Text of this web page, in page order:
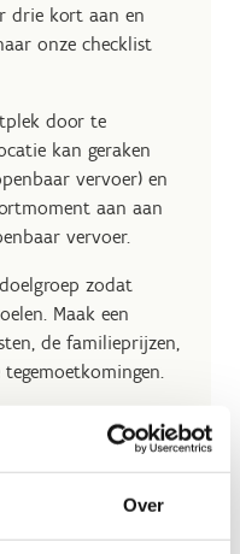
Over
drie kort aan en
onze checklist
door te
kan geraken
vervoer) en
aan aan
vervoer.
zodat
Maak een
de familieprijzen,
dan samen met je
welke kanalen het
Betrek het
het Huis